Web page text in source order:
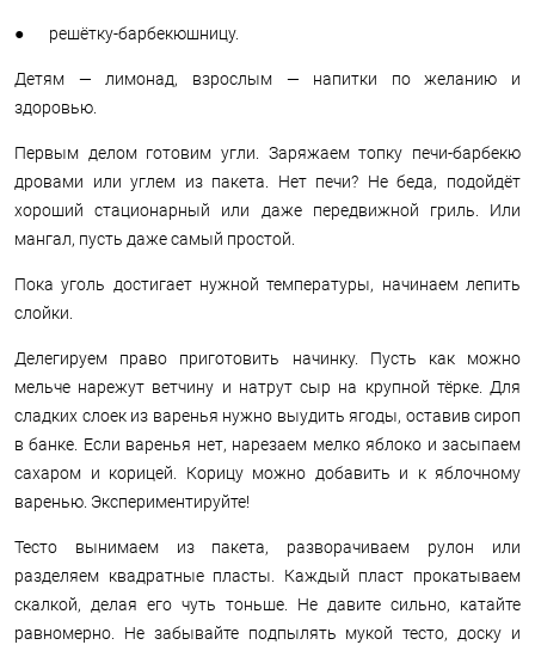
● решётку-барбекюшницу.
Детям — лимонад, взрослым — напитки по желанию и
здоровью.
Первым делом готовим угли. Заряжаем топку печи-барбекю
дровами или углем из пакета. Нет печи? Не беда, подойдёт
хороший стационарный или даже передвижной гриль. Или
мангал, пусть даже самый простой.
Пока уголь достигает нужной температуры, начинаем лепить
слойки.
Делегируем право приготовить начинку. Пусть как можно
мельче нарежут ветчину и натрут сыр на крупной тёрке. Для
сладких слоек из варенья нужно выудить ягоды, оставив сироп
в банке. Если варенья нет, нарезаем мелко яблоко и засыпаем
сахаром и корицей. Корицу можно добавить и к яблочному
варенью. Экспериментируйте!
Тесто вынимаем из пакета, разворачиваем рулон или
разделяем квадратные пласты. Каждый пласт прокатываем
скалкой, делая его чуть тоньше. Не давите сильно, катайте
равномерно. Не забывайте подпылять мукой тесто, доску и